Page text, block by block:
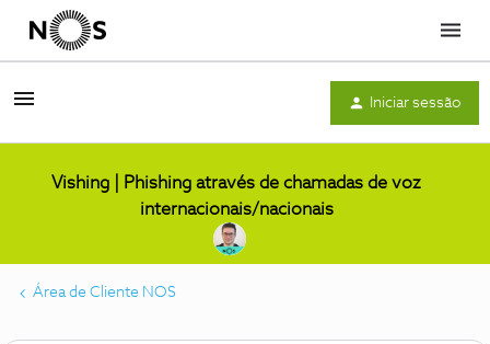
Menu
Iniciar sessão
Vishing | Phishing através de chamadas de voz
internacionais/nacionais
Área de Cliente NOS